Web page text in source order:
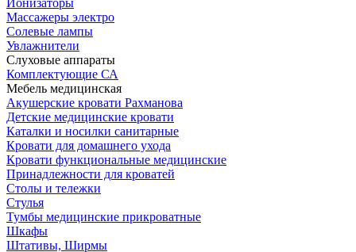
Ионизаторы
Массажеры электро
Солевые лампы
Увлажнители
Слуховые аппараты
Комплектующие СА
Мебель медицинская
Акушерские кровати Рахманова
Детские медицинские кровати
Каталки и носилки санитарные
Кровати для домашнего ухода
Кровати функциональные медицинские
Принадлежности для кроватей
Столы и тележки
Стулья
Тумбы медицинские прикроватные
Шкафы
Штативы, Ширмы